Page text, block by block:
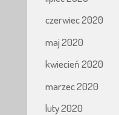
czerwiec 2020
maj 2020
kwiecień 2020
marzec 2020
luty 2020